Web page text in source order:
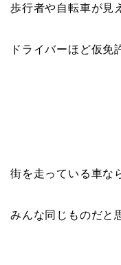
歩行者や自転車が見
ドライバーほど仮免
街を走っている車な
みんな同じものだと